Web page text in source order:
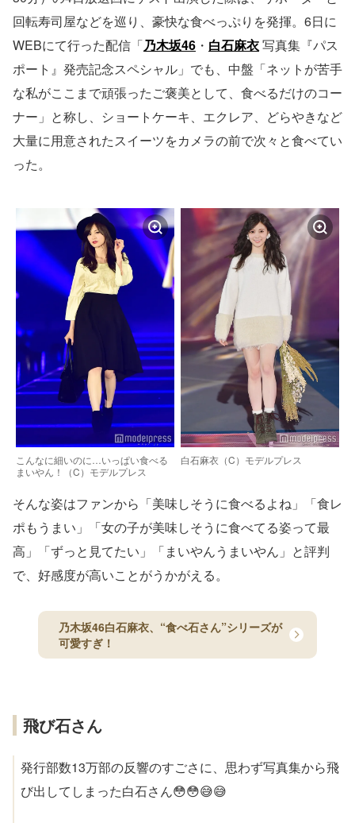
回転寿司屋などを巡り、豪快な食べっぷりを発揮。6日に
WEBにて行った配信「乃木坂46 ・ 白石麻衣写真集『パス
ポート』発売記念スペシャル」でも、中盤「ネットが苦手
な私がここまで頑張ったご褒美として、食べるだけのコー
ナー」と称し、ショートケーキ、エクレア、どらやきなど
大量に用意されたスイーツをカメラの前で次々と食べてい
った。
こんなに細いのに…いっぱい食べる
まいやん！（C）モデルプレス
白石麻衣（C）モデルプレス
そんな姿はファンから「美味しそうに食べるよね」「食レ
ポもうまい」「女の子が美味しそうに食べてる姿って最
高」「ずっと見てたい」「まいやんうまいやん」と評判
で、好感度が高いことがうかがえる。
乃木坂46白石麻衣、“食べ石さん”シリーズが
可愛すぎ！
飛び石さん
発行部数13万部の反響のすごさに、思わず写真集から飛
び出してしまった白石さん😳😳😅😅